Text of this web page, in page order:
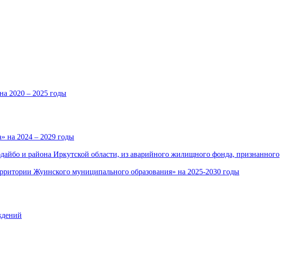
2020 – 2025 годы
на 2024 – 2029 годы
и района Иркутской области, из аварийного жилищного фонда, признанного
Жуинского муниципального образования» на 2025-2030 годы